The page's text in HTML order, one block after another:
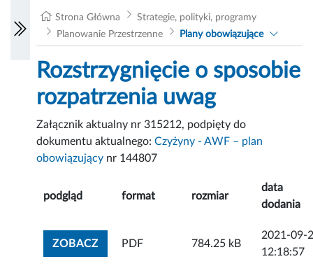
Strona Główna
Strategie, polityki, programy
Planowanie Przestrzenne
Plany obowiązujące
Rozstrzygnięcie o sposobie
rozpatrzenia uwag
Załącznik aktualny nr 315212, podpięty do
dokumentu aktualnego:Czyżyny - AWF – plan
obowiązujący nr 144807
podgląd format rozmiar
data
dodania
ZOBACZZOBACZ ZAŁĄCZNIK
PDF 784.25 kB
2021-09-
12:18:57